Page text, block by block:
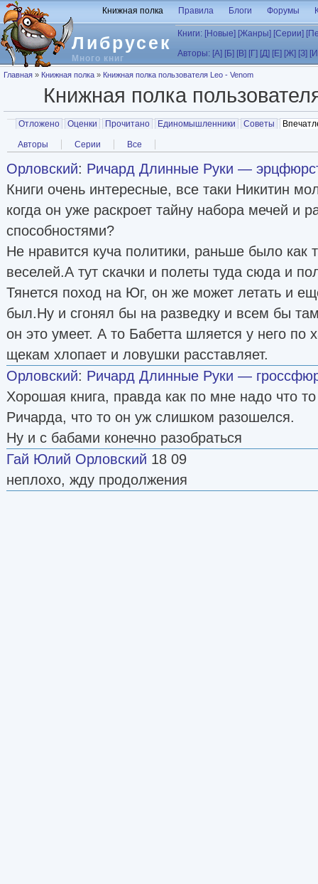
Перейти к основному содержанию
Либрусек
Много книг
Книжная полка Правила Блоги Форумы
Книги: [Новые] [Жанры] [Серии]
Авторы: [А] [Б] [В] [Г] [Д] [Е] [Ж] [З]
Вы здесь
Главная » Книжная полка » Книжная полка пользователя Leo - Venom
Книжная полка
Главные вкладки
Отложено Оценки Прочитано Единомышленники Советы
Вторичные вкладки
Авторы Серии Все
Орловский: Ричард Длинные Руки —
Книги очень интересные, все таки Никитин
когда он уже раскроет тайну набора мечей и
способностями?
Не нравится куча политики, раньше было как
веселей.А тут скачки и полеты туда сюда и
Тянется поход на Юг, он же может летать и
был.Ну и сгонял бы на разведку и всем бы
он это умеет. А то Бабетта шляется у него по
щекам хлопает и ловушки расставляет.
Орловский: Ричард Длинные Руки —
Хорошая книга, правда как по мне надо что
Ричарда, что то он уж слишком разошелся.
Ну и с бабами конечно разобраться
Гай Юлий Орловский 18 09
неплохо, жду продолжения